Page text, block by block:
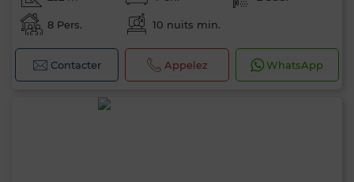
8 Pers. 10 nuits min.
Contacter Appelez WhatsApp